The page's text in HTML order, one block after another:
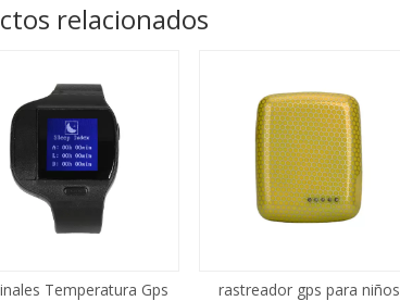
relacionados
Temperatura Gps
rastreador gps para niños